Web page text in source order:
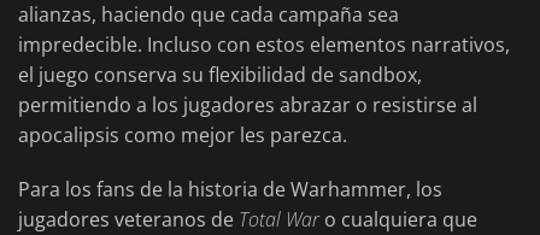
alianzas, haciendo que cada campaña sea
impredecible. Incluso con estos elementos narrativos,
el juego conserva su flexibilidad de sandbox,
permitiendo a los jugadores abrazar o resistirse al
apocalipsis como mejor les parezca.
Para los fans de la historia de Warhammer, los
jugadores veteranos de Total Waro cualquiera que